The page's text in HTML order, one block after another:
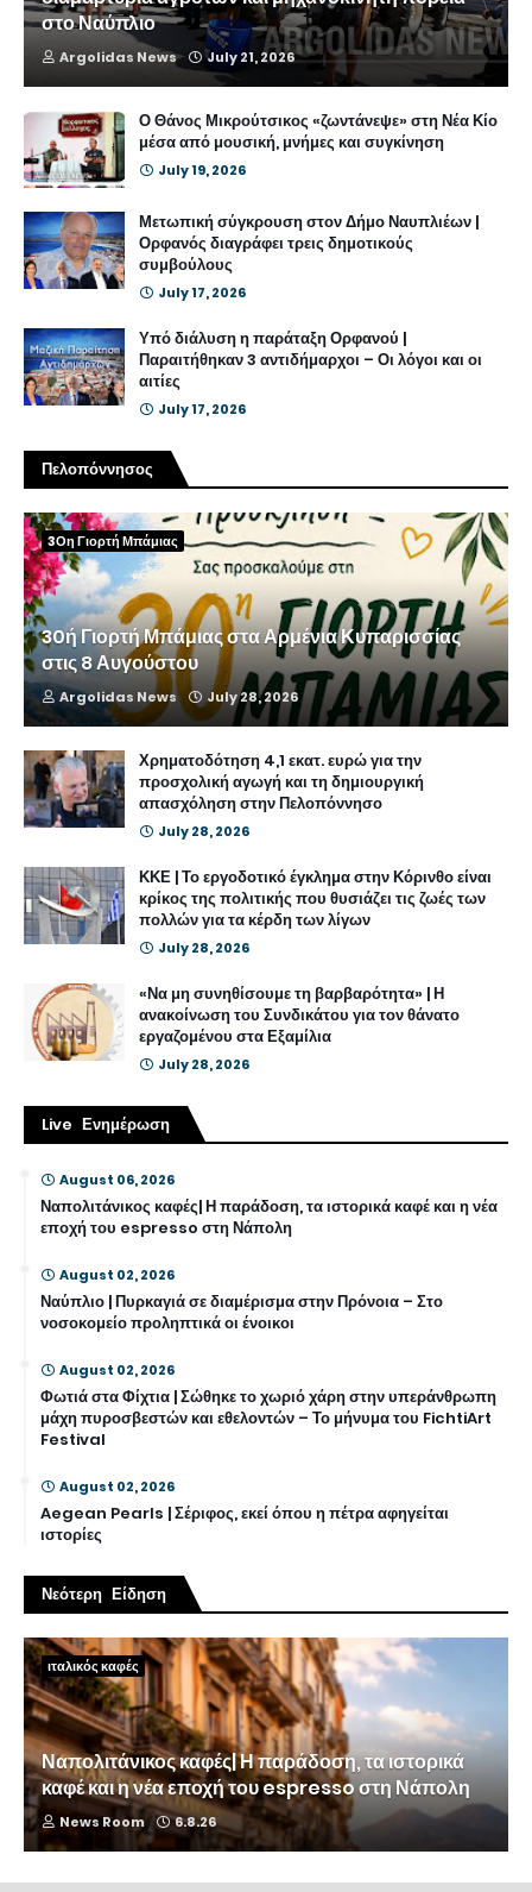
στο Ναύπλιο
Argolidas News July 21, 2026
Ο Θάνος Μικρούτσικος «ζωντάνεψε» στη Νέα Κίο
μέσα από μουσική, μνήμες και συγκίνηση
July 19, 2026
Μετωπική σύγκρουση στον Δήμο Ναυπλιέων |
Ορφανός διαγράφει τρεις δημοτικούς
συμβούλους
July 17, 2026
Υπό διάλυση η παράταξη Ορφανού |
Παραιτήθηκαν 3 αντιδήμαρχοι – Οι λόγοι και οι
αιτίες
July 17, 2026
Πελοπόννησος
3Οη Γιορτή Μπάμιας
30ή Γιορτή Μπάμιας στα Αρμένια Κυπαρισσίας
στις 8 Αυγούστου
Argolidas News July 28, 2026
Χρηματοδότηση 4,1 εκατ. ευρώ για την
προσχολική αγωγή και τη δημιουργική
απασχόληση στην Πελοπόννησο
July 28, 2026
ΚΚΕ | Το εργοδοτικό έγκλημα στην Κόρινθο είναι
κρίκος της πολιτικής που θυσιάζει τις ζωές των
πολλών για τα κέρδη των λίγων
July 28, 2026
«Να μη συνηθίσουμε τη βαρβαρότητα» | Η
ανακοίνωση του Συνδικάτου για τον θάνατο
εργαζομένου στα Εξαμίλια
July 28, 2026
Live Ενημέρωση
August 06, 2026
Ναπολιτάνικος καφές| Η παράδοση, τα ιστορικά καφέ και η νέα
εποχή του espresso στη Νάπολη
August 02, 2026
Ναύπλιο | Πυρκαγιά σε διαμέρισμα στην Πρόνοια – Στο
νοσοκομείο προληπτικά οι ένοικοι
August 02, 2026
Φωτιά στα Φίχτια | Σώθηκε το χωριό χάρη στην υπεράνθρωπη
μάχη πυροσβεστών και εθελοντών – Το μήνυμα του FichtiArt
Festival
August 02, 2026
Aegean Pearls | Σέριφος, εκεί όπου η πέτρα αφηγείται
ιστορίες
Νεότερη Είδηση
ιταλικός καφές
Ναπολιτάνικος καφές| Η παράδοση, τα ιστορικά
καφέ και η νέα εποχή του espresso στη Νάπολη
News Room 6.8.26